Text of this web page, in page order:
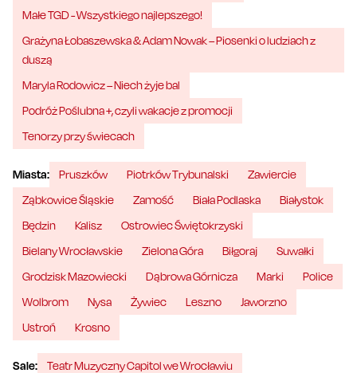
Małe TGD - Wszystkiego najlepszego!
Grażyna Łobaszewska & Adam Nowak – Piosenki o ludziach z
duszą
Maryla Rodowicz – Niech żyje bal
Podróż Poślubna +, czyli wakacje z promocji
Tenorzy przy świecach
Miasta: Pruszków Piotrków Trybunalski
Zawiercie
Ząbkowice Śląskie
Zamość Biała Podlaska
Białystok
Będzin
Kalisz
Ostrowiec Świętokrzyski
Bielany Wrocławskie
Zielona Góra Biłgoraj
Suwałki
Grodzisk Mazowiecki
Dąbrowa Górnicza Marki
Police
Wolbrom
Nysa Żywiec Leszno
Jaworzno
Ustroń
Krosno
Sale:
Teatr Muzyczny Capitol we Wrocławiu